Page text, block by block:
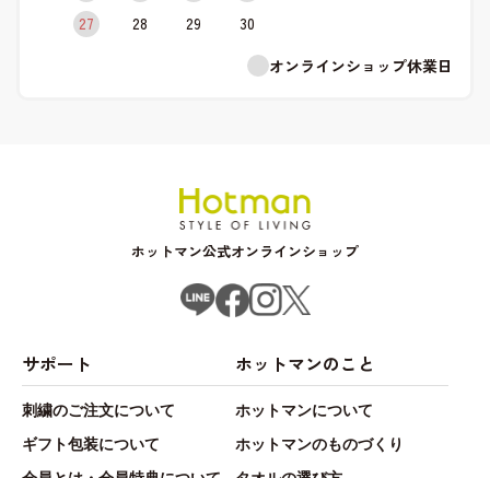
27
28 29
30
オンラインショップ休業日
ホットマン公式オンラインショップ
サポート
刺繍のご注文について
ギフト包装について
ホットマンのこと
ホットマンについて
ホットマンのものづくり